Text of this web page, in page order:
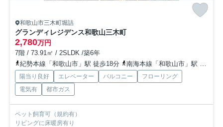
和歌山市三木町堀詰
グランディレジデンス和歌山三木町
2,780万円
7階 / 73.91㎡ / 2SLDK /築6年
紀勢本線「和歌山市」駅 徒歩18分
南海本線「和歌山市」駅 徒歩18分
陽当り良好 エレベーター バルコニー
フローリング
電気有
都市ガス
ペット飼育可（規約有）
リビングに床暖房有り